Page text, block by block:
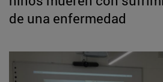
de una enfermedad